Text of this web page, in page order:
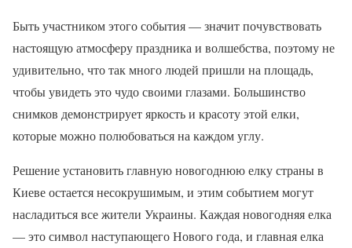
Быть участником этого события — значит почувствовать
настоящую атмосферу праздника и волшебства, поэтому не
удивительно, что так много людей пришли на площадь,
чтобы увидеть это чудо своими глазами. Большинство
снимков демонстрирует яркость и красоту этой елки,
которые можно полюбоваться на каждом углу.
Решение установить главную новогоднюю елку страны в
Киеве остается несокрушимым, и этим событием могут
насладиться все жители Украины. Каждая новогодняя елка
— это символ наступающего Нового года, и главная елка